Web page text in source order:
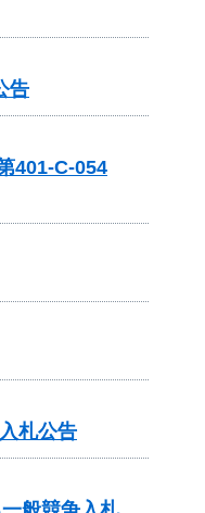
告
401-C-054
札公告